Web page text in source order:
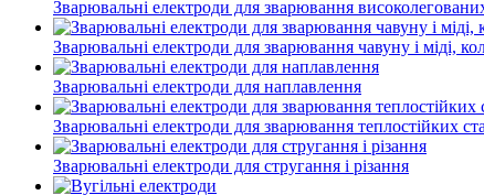
Зварювальні електроди для зварювання
Зварювальні електроди для зварювання чавуну і міді,
Зварювальні електроди для наплавлення
Зварювальні електроди для зварювання теплостійких
Зварювальні електроди для стругання і різання